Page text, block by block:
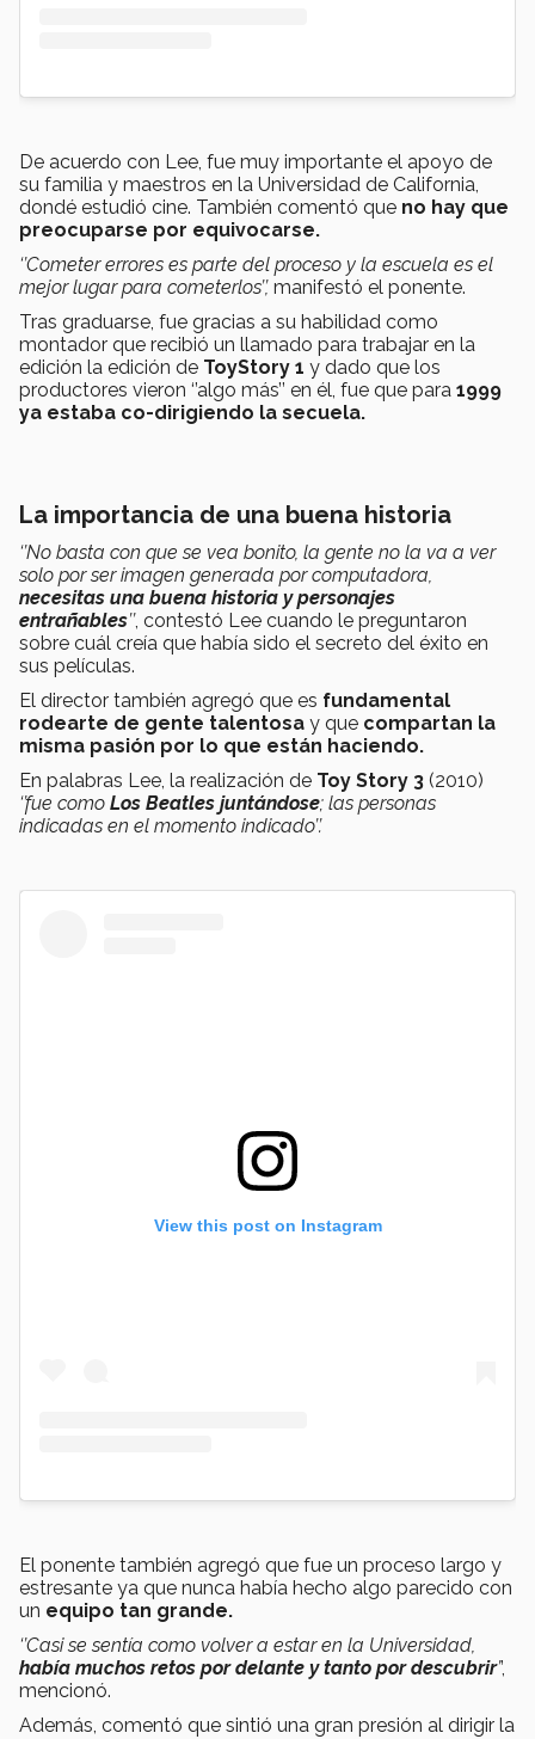
De acuerdo con Lee, fue muy importante el apoyo de
su familia y maestros en la Universidad de California,
dondé estudió cine. También comentó que no hay que
preocuparse por equivocarse.
‘’Cometer errores es parte del proceso y la escuela es el
mejor lugar para cometerlos’’, manifestó el ponente.
Tras graduarse, fue gracias a su habilidad como
montador que recibió un llamado para trabajar en la
edición la edición de ToyStory 1 y dado que los
productores vieron ‘’algo más’’ en él, fue que para 1999
ya estaba co-dirigiendo la secuela.
La importancia de una buena historia
‘’No basta con que se vea bonito, la gente no la va a ver
solo por ser imagen generada por computadora,
necesitas una buena historia y personajes
entrañables’’, contestó Lee cuando le preguntaron
sobre cuál creía que había sido el secreto del éxito en
sus películas.
El director también agregó que es fundamental
rodearte de gente talentosa y que compartan la
misma pasión por lo que están haciendo.
En palabras Lee, la realización de Toy Story 3 (2010)
‘’fue como Los Beatles juntándose; las personas
indicadas en el momento indicado’’.
View this post on Instagram
El ponente también agregó que fue un proceso largo y
estresante ya que nunca había hecho algo parecido con
un equipo tan grande.
‘’Casi se sentía como volver a estar en la Universidad,
había muchos retos por delante y tanto por descubrir’’,
mencionó.
Además, comentó que sintió una gran presión al dirigir la